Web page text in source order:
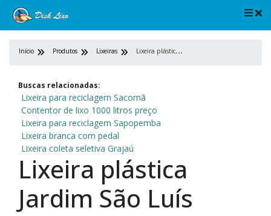
Início Produtos Lixeiras L
ixeira plástica Jardim São Luís
Buscas relacionadas:
Lixeira para reciclagem Sacomã
Contentor de lixo 1000 litros preço
Lixeira para reciclagem Sapopemba
Lixeira branca com pedal
Lixeira coleta seletiva Grajaú
Lixeira plástica
Jardim São Luís